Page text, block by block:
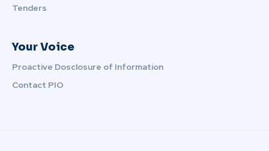
Tenders
Your Voice
Proactive Dosclosure of Information
Contact PIO